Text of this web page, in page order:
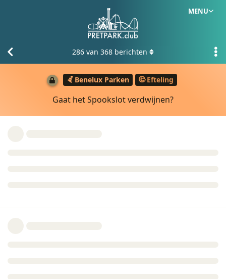
MENU
Benelux Parken Efteling
Gaat het Spookslot verdwijnen?
286 van 368 berichten